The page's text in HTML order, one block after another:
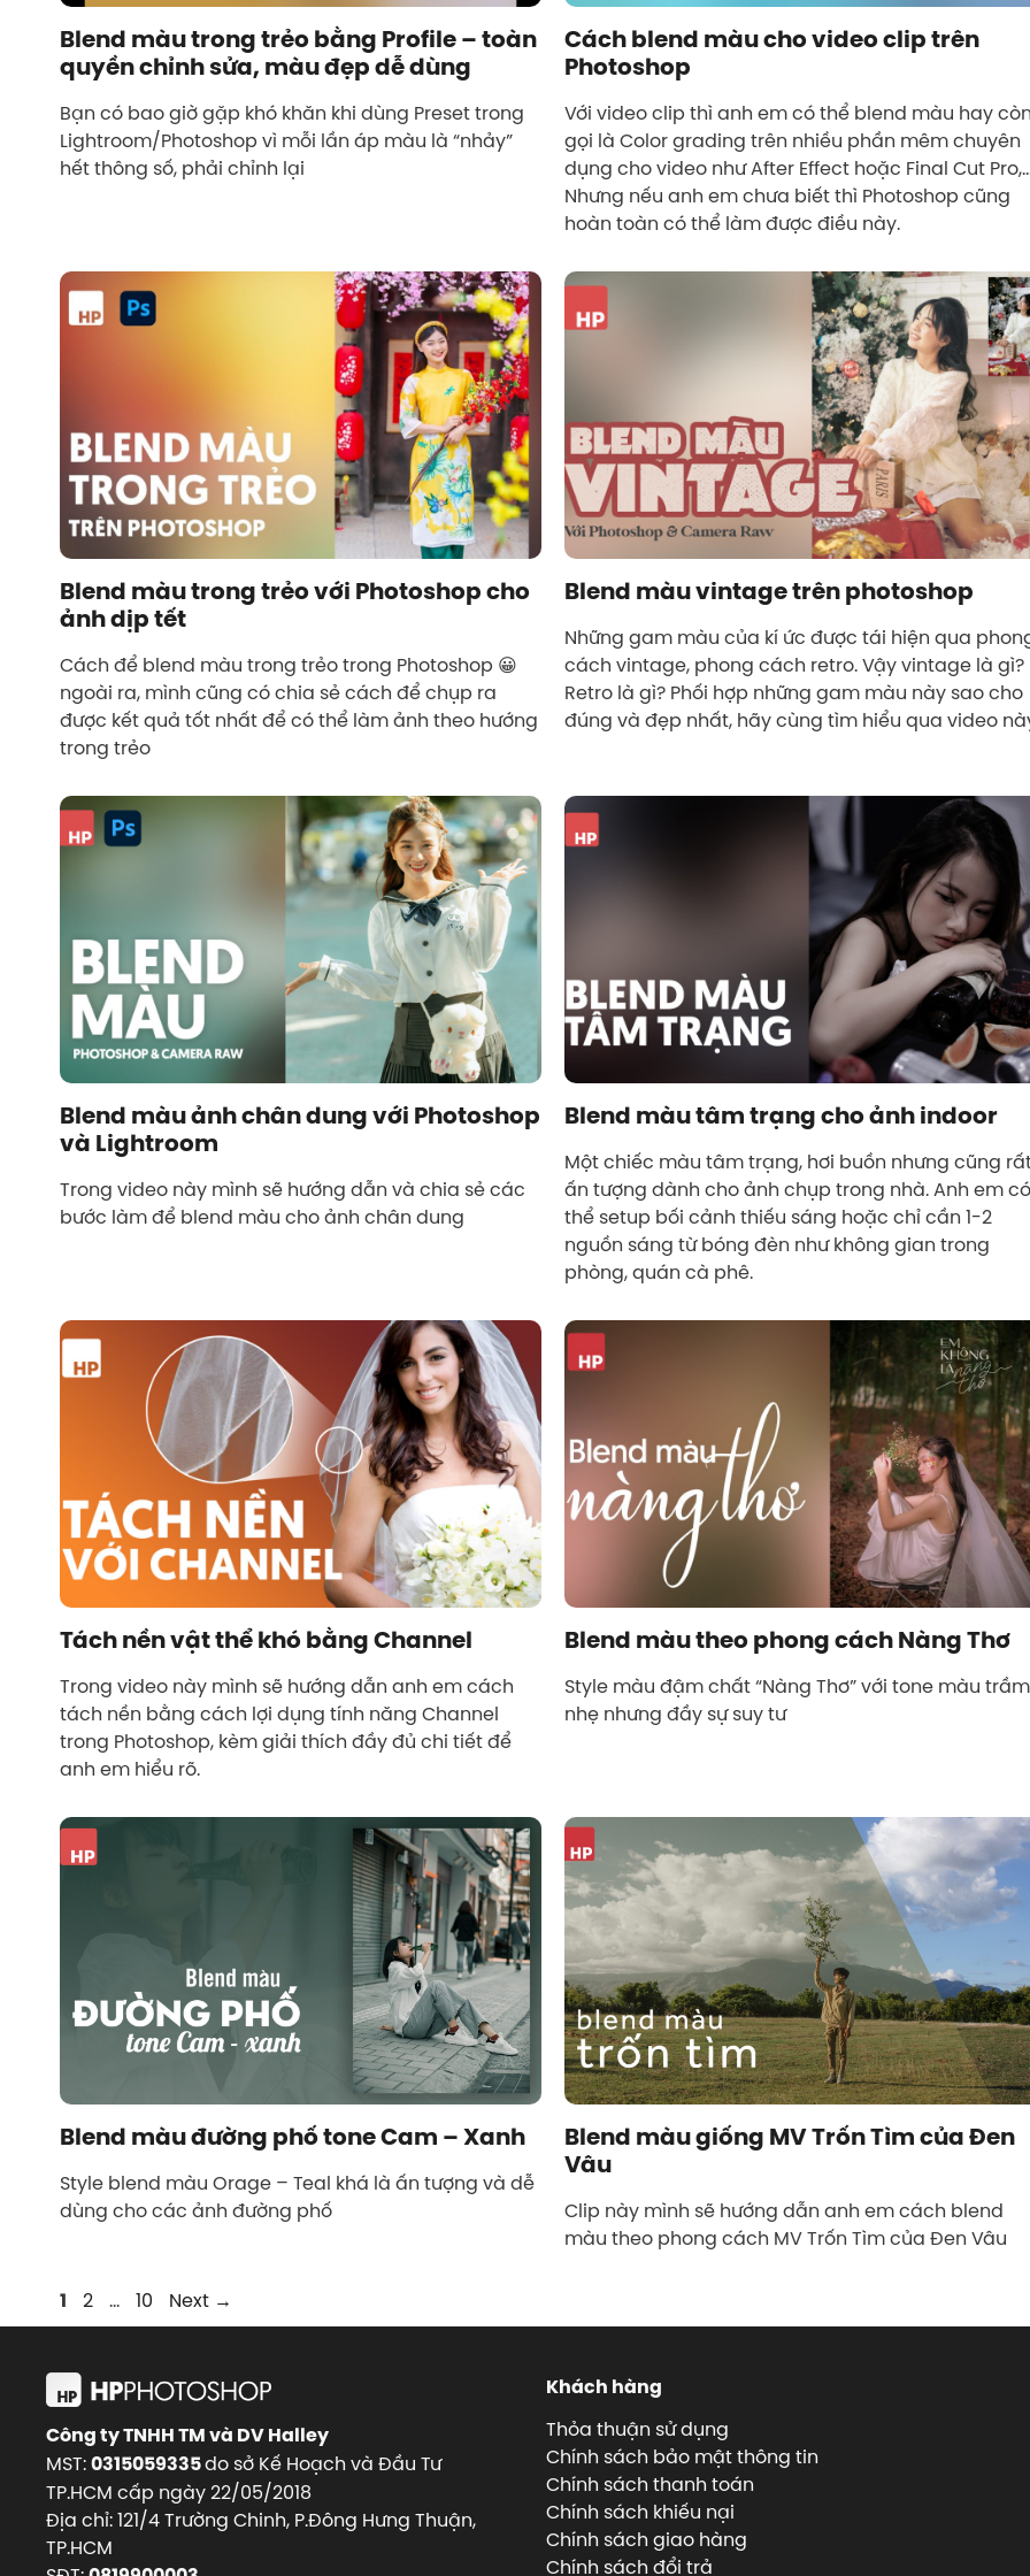
Blend màu trong trẻo bằng Profile – toàn
quyền chỉnh sửa, màu đẹp dễ dùng
Bạn có bao giờ gặp khó khăn khi dùng Preset trong
Lightroom/Photoshop vì mỗi lần áp màu là “nhảy”
hết thông số, phải chỉnh lại
Cách blend màu cho video clip trên
Photoshop
Với video clip thì anh em có thể blend màu hay
gọi là Color grading trên nhiều phần mêm chuyên
dụng cho video như After Effect hoặc Final Cut
Nhưng nếu anh em chưa biết thì Photoshop cũng
hoàn toàn có thể làm được điều này.
Blend màu trong trẻo với Photoshop cho
ảnh dịp tết
Cách để blend màu trong trẻo trong Photoshop 😀
ngoài ra, mình cũng có chia sẻ cách để chụp ra
được kết quả tốt nhất để có thể làm ảnh theo hướng
trong trẻo
Blend màu vintage trên photoshop
Những gam màu của kí ức được tái hiện qua
cách vintage, phong cách retro. Vậy vintage là gì?
Retro là gì? Phối hợp những gam màu này sao cho
đúng và đẹp nhất, hãy cùng tìm hiểu qua video
Blend màu ảnh chân dung với Photoshop
và Lightroom
Trong video này mình sẽ hướng dẫn và chia sẻ các
bước làm để blend màu cho ảnh chân dung
Blend màu tâm trạng cho ảnh indoor
Một chiếc màu tâm trạng, hơi buồn nhưng cũng
ấn tượng dành cho ảnh chụp trong nhà. Anh em có
thể setup bối cảnh thiếu sáng hoặc chỉ cần 1-2
nguồn sáng từ bóng đèn như không gian trong
phòng, quán cà phê.
Tách nền vật thể khó bằng Channel
Trong video này mình sẽ hướng dẫn anh em cách
tách nền bằng cách lợi dụng tính năng Channel
trong Photoshop, kèm giải thích đầy đủ chi tiết để
anh em hiểu rõ.
Blend màu theo phong cách Nàng Thơ
Style màu đậm chất “Nàng Thơ” với tone màu trầm
nhẹ nhưng đầy sự suy tư
Blend màu đường phố tone Cam – Xanh
Style blend màu Orage – Teal khá là ấn tượng và dễ
dùng cho các ảnh đường phố
Blend màu giống MV Trốn Tìm của Đen
Vâu
Clip này mình sẽ hướng dẫn anh em cách blend
màu theo phong cách MV Trốn Tìm của Đen Vâu
Page
1 Page
2 … Page
10 Next →
Công ty TNHH TM và DV Halley
MST:0315059335do sở Kế Hoạch và Đầu Tư
TP.HCM cấp ngày 22/05/2018
Địa chỉ: 121/4 Trường Chinh, P.Đông Hưng Thuận,
TP.HCM
Khách hàng
Thỏa thuận sử dụng
Chính sách bảo mật thông tin
Chính sách thanh toán
Chính sách khiếu nại
Chính sách giao hàng
Chính sách đổi trả